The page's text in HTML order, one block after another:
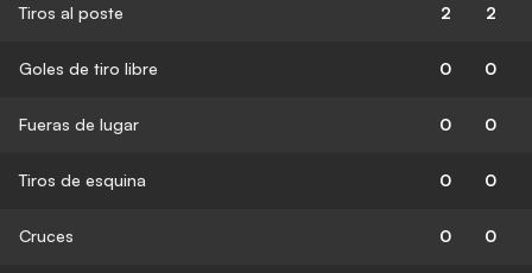
Tiros al poste 2 2
Goles de tiro libre 0 0
Fueras de lugar 0 0
Tiros de esquina 0 0
Cruces 0 0